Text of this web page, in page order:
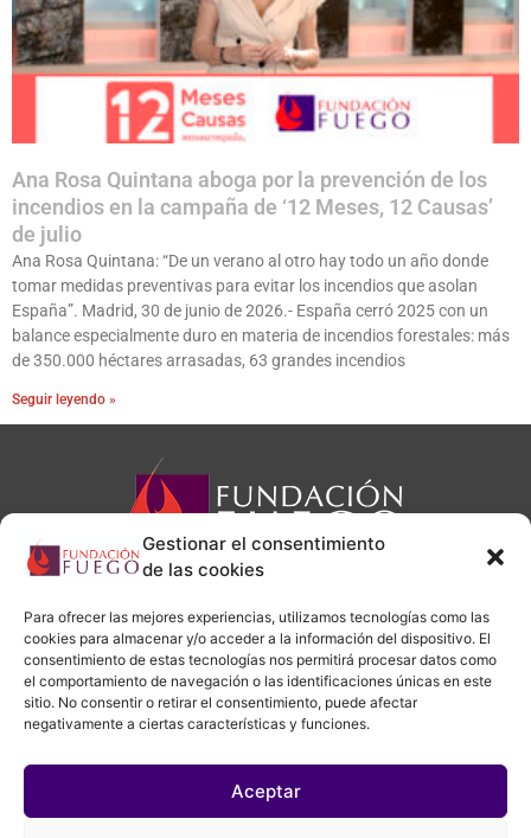
Gestionar el consentimiento
de las cookies
Para ofrecer las mejores experiencias, utilizamos tecnologías como las
cookies para almacenar y/o acceder a la información del dispositivo. El
consentimiento de estas tecnologías nos permitirá procesar datos como
el comportamiento de navegación o las identificaciones únicas en este
sitio. No consentir o retirar el consentimiento, puede afectar
negativamente a ciertas características y funciones.
Aceptar
Ana Rosa Quintana aboga por la prevención de los
incendios en la campaña de ‘12 Meses, 12 Causas’
de julio
Ana Rosa Quintana: “De un verano al otro hay todo un año donde
tomar medidas preventivas para evitar los incendios que asolan
España”. Madrid, 30 de junio de 2026.- España cerró 2025 con un
balance especialmente duro en materia de incendios forestales: más
de 350.000 héctares arrasadas, 63 grandes incendios
Seguir leyendo »
administracion@fundacionfuego.org
Aviso legal |Política de privacidad|Política de cookies